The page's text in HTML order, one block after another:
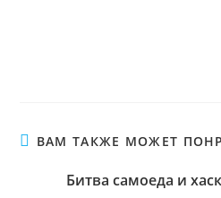
ВАМ ТАКЖЕ МОЖЕТ
Битва самоеда и